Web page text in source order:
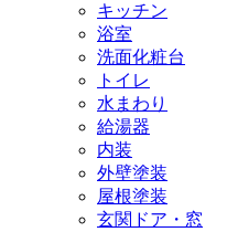
キッチン
浴室
洗面化粧台
トイレ
水まわり
給湯器
内装
外壁塗装
屋根塗装
玄関ドア・窓